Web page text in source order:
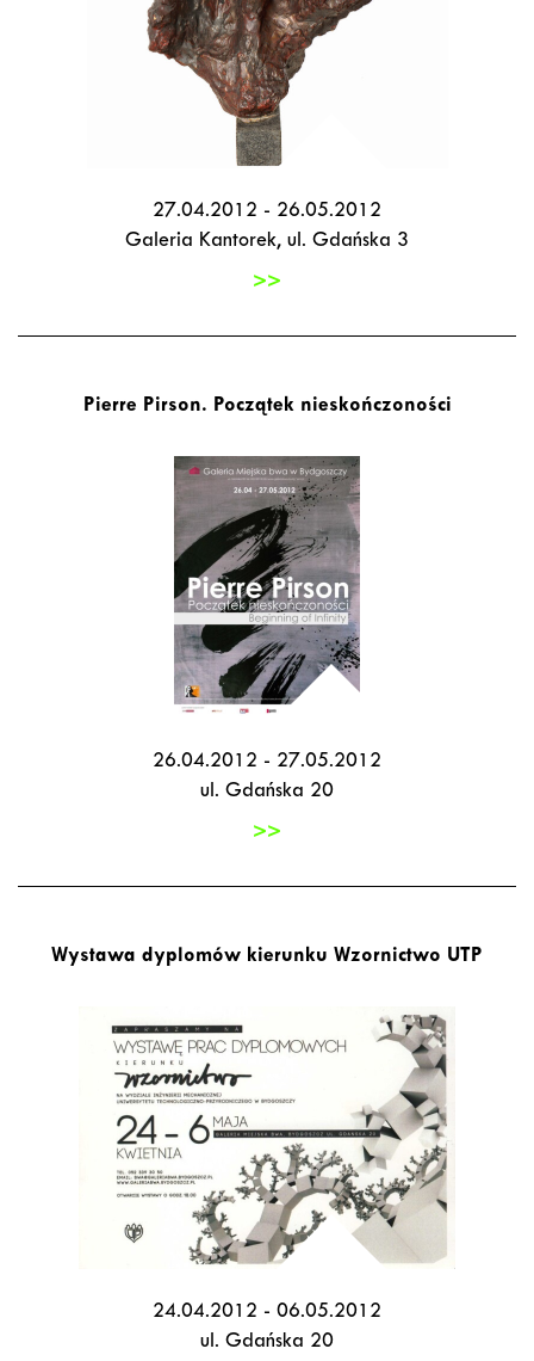
27.04.2012 - 26.05.2012
Galeria Kantorek, ul. Gdańska 3
>>
Pierre Pirson. Początek nieskończoności
26.04.2012 - 27.05.2012
ul. Gdańska 20
>>
Wystawa dyplomów kierunku Wzornictwo UTP
24.04.2012 - 06.05.2012
ul. Gdańska 20